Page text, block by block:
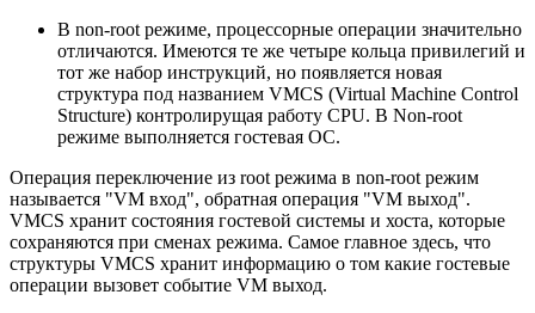
В non-root режиме, процессорные операции значительно
отличаются. Имеются те же четыре кольца привилегий и
тот же набор инструкций, но появляется новая
структура под названием VMCS (Virtual Machine Control
Structure) контролирущая работу CPU. В Non-root
режиме выполняется гостевая ОС.
Операция переключение из root режима в non-root режим
называется "VM вход", обратная операция "VM выход".
VMCS хранит состояния гостевой системы и хоста, которые
сохраняются при сменах режима. Самое главное здесь, что
структуры VMCS хранит информацию о том какие гостевые
операции вызовет событие VM выход.